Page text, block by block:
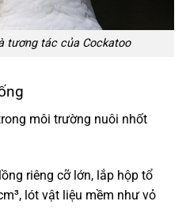
tương tác của Cockatoo
môi trường nuôi nhốt
riêng cỡ lớn, lắp hộp tổ
lót vật liệu mềm như vỏ